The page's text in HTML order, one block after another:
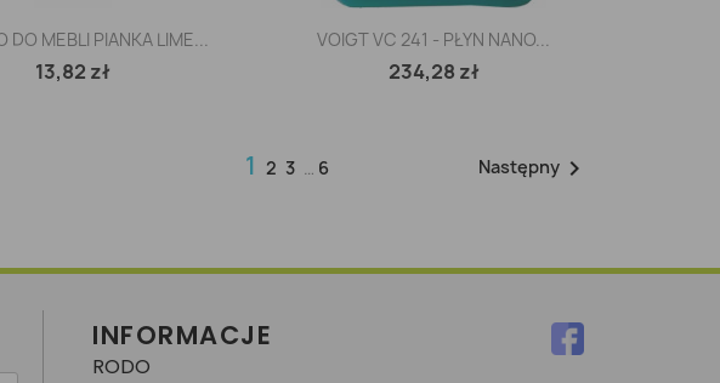
Szybki podgląd
DO MEBLI PIANKA LIME...
13,82 zł
Szybki podgląd
VOIGT VC 241 - PŁYN NANO...
234,28 zł
1 2 3 … 6 Następny
INFORMACJE
RODO